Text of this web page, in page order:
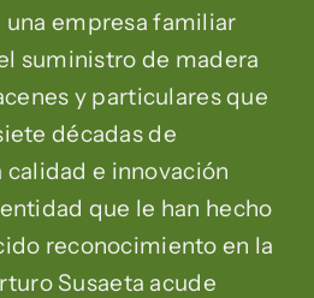
una empresa familiar
suministro de madera
y particulares que
décadas de
e innovación
que le han hecho
reconocimiento en la
Susaeta acude